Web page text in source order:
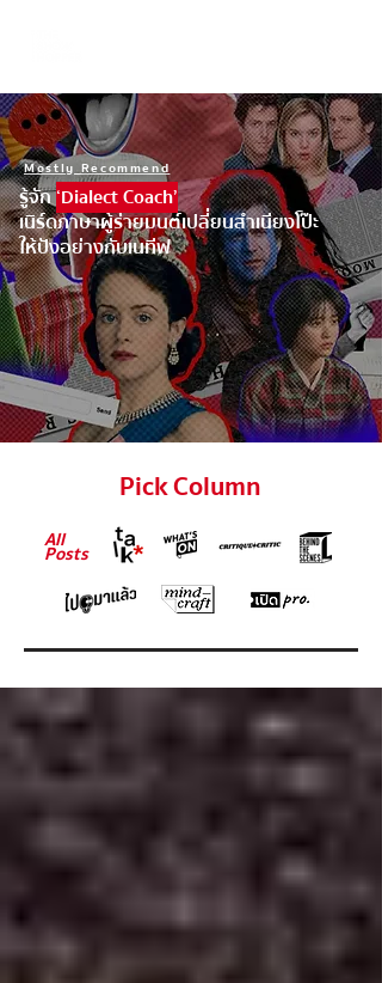
Mostly Recommend
รู้จัก‘Dialect Coach’
เนิร์ดภาษาผู้ร่ายมนต์เปลี่ยนสำเนียงโป๊ะ
ให้ปังอย่างกับเนทีฟ
Pick Column
All
Posts